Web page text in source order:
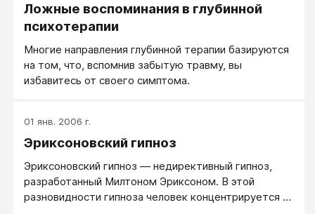
Ложные воспоминания в глубинной
психотерапии
Многие направления глубинной терапии базируются
на том, что, вспомнив забытую травму, вы
избавитесь от своего симптома.
01 янв. 2006 г.
Эриксоновский гипноз
Эриксоновский гипноз — недирективный гипноз,
разработанный Милтоном Эриксоном. В этой
разновидности гипноза человек концентрируется на